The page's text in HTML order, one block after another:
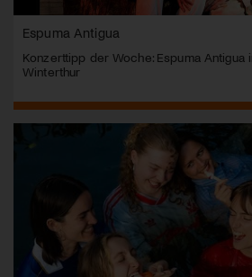
Espuma Antigua
Konzerttipp der Woche: Espuma Antigua
Winterthur